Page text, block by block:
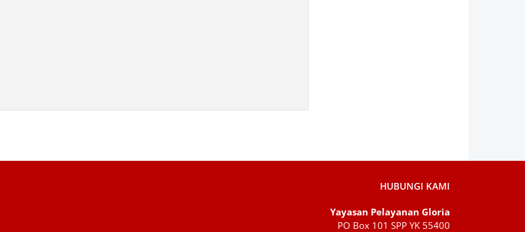
HUBUNGI KAMI
Yayasan Pelayanan Gloria
PO Box 101 SPP YK 55400